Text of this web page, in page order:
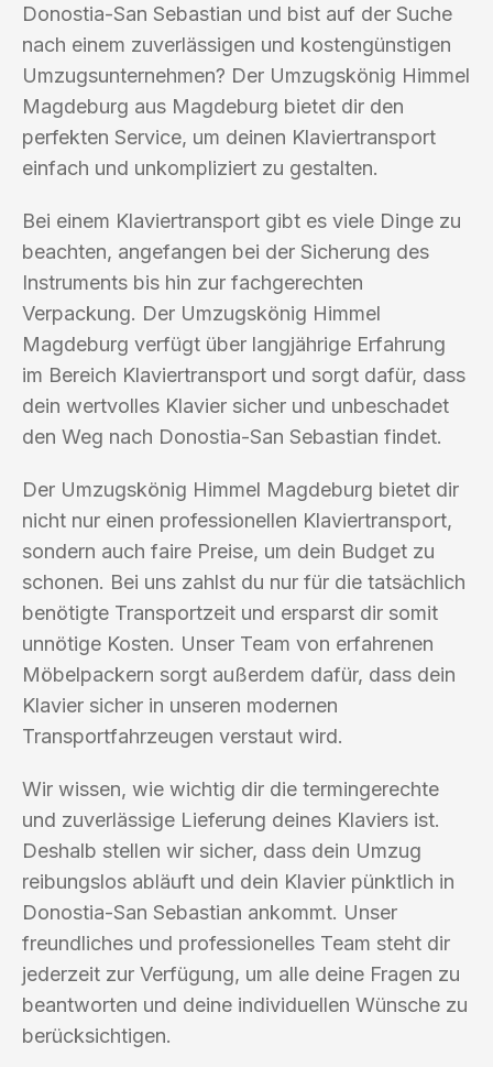
Donostia-San Sebastian und bist auf der Suche
nach einem zuverlässigen und kostengünstigen
Umzugsunternehmen? Der Umzugskönig Himmel
Magdeburg aus Magdeburg bietet dir den
perfekten Service, um deinen Klaviertransport
einfach und unkompliziert zu gestalten.
Bei einem Klaviertransport gibt es viele Dinge zu
beachten, angefangen bei der Sicherung des
Instruments bis hin zur fachgerechten
Verpackung. Der Umzugskönig Himmel
Magdeburg verfügt über langjährige Erfahrung
im Bereich Klaviertransport und sorgt dafür, dass
dein wertvolles Klavier sicher und unbeschadet
den Weg nach Donostia-San Sebastian findet.
Der Umzugskönig Himmel Magdeburg bietet dir
nicht nur einen professionellen Klaviertransport,
sondern auch faire Preise, um dein Budget zu
schonen. Bei uns zahlst du nur für die tatsächlich
benötigte Transportzeit und ersparst dir somit
unnötige Kosten. Unser Team von erfahrenen
Möbelpackern sorgt außerdem dafür, dass dein
Klavier sicher in unseren modernen
Transportfahrzeugen verstaut wird.
Wir wissen, wie wichtig dir die termingerechte
und zuverlässige Lieferung deines Klaviers ist.
Deshalb stellen wir sicher, dass dein Umzug
reibungslos abläuft und dein Klavier pünktlich in
Donostia-San Sebastian ankommt. Unser
freundliches und professionelles Team steht dir
jederzeit zur Verfügung, um alle deine Fragen zu
beantworten und deine individuellen Wünsche zu
berücksichtigen.